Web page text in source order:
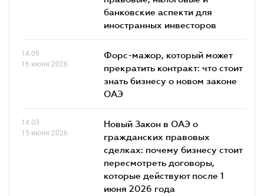
банковские аcпекти для
иностранных инвесторов
14.09
16 июня 2026
Форс-мажор, который может
прекратить контракт: что стоит
знать бизнесу о новом законе
ОАЭ
14.03
15 июня 2026
Новый Закон в ОАЭ о
гражданских правовых
сделках: почему бизнесу стоит
пересмотреть договоры,
которые действуют после 1
июня 2026 года